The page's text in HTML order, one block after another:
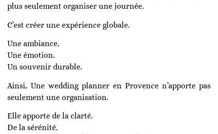
plus seulement organiser une journée.
C’est créer une expérience globale.
Une ambiance.
Une émotion.
Un souvenir durable.
Ainsi, Une wedding planner en Provence n’apporte pas
seulement une organisation.
Elle apporte de la clarté.
De la sérénité.